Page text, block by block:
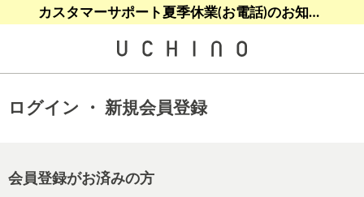
熊本地震等の影響によるお荷物配送について
【クリアランスセール】人気パジャマが追加！
カスタマーサポート夏季休業(お電話)のお知らせ
熊本地震等の影響によるお荷物配送について
【クリアランスセール】人気パジャマが追加！
ログイン ・ 新規会員登録
会員登録がお済みの方